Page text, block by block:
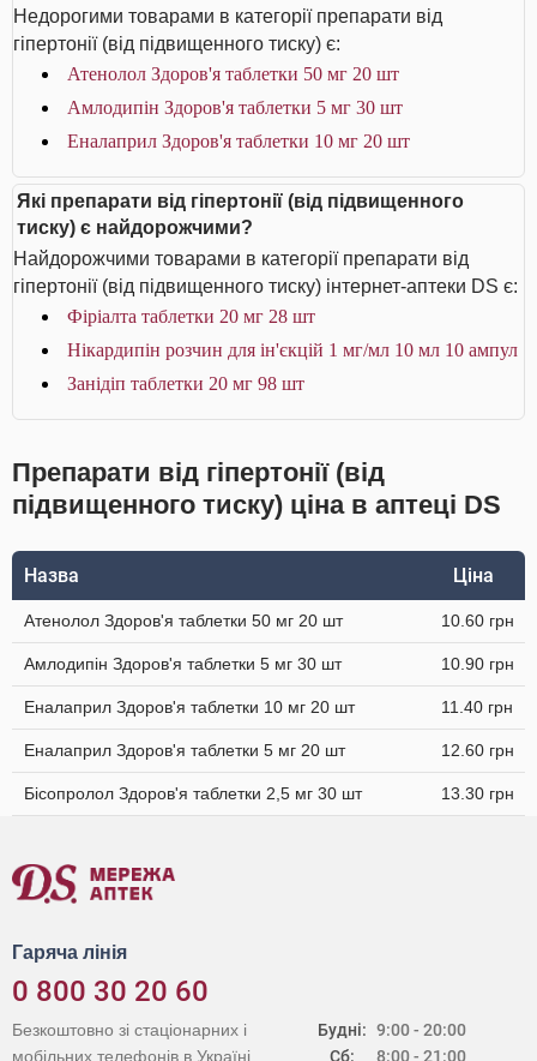
Недорогими товарами в категорії препарати від
гіпертонії (від підвищенного тиску) є:
Атенолол Здоров'я таблетки 50 мг 20 шт
Амлодипін Здоров'я таблетки 5 мг 30 шт
Еналаприл Здоров'я таблетки 10 мг 20 шт
Які препарати від гіпертонії (від підвищенного
тиску) є найдорожчими?
Найдорожчими товарами в категорії препарати від
гіпертонії (від підвищенного тиску) інтернет-аптеки DS є:
Фіріалта таблетки 20 мг 28 шт
Нікардипін розчин для ін'єкцій 1 мг/мл 10 мл 10 ампул
Занідіп таблетки 20 мг 98 шт
Препарати від гіпертонії (від
підвищенного тиску) ціна в аптеці DS
Назва Ціна
Атенолол Здоров'я таблетки 50 мг 20 шт 10.60 грн
Амлодипін Здоров'я таблетки 5 мг 30 шт 10.90 грн
Еналаприл Здоров'я таблетки 10 мг 20 шт 11.40 грн
Еналаприл Здоров'я таблетки 5 мг 20 шт 12.60 грн
Бісопролол Здоров'я таблетки 2,5 мг 30 шт 13.30 грн
Гаряча лінія
0 800 30 20 60
Будні:
Сб:
9:00 - 20:00
8:00 - 21:00
Безкоштовно зі стаціонарних і
мобільних телефонів в Україні